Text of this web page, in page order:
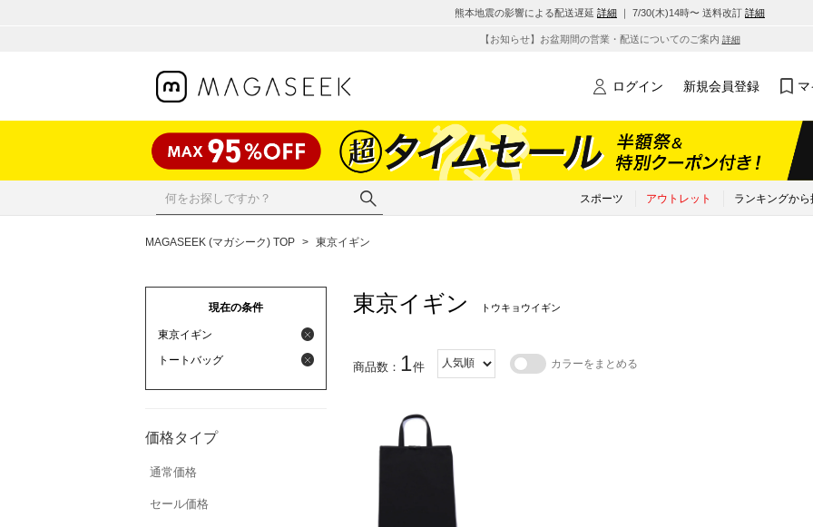
熊本地震の影響による配送遅延 詳細 ｜ 7/30(木)14時〜 送料改訂 詳細
【お知らせ】お盆期間の営業・配送についてのご案内 詳細
ログイン 新規会員登録
スポーツ アウトレット ランキングから
MAGASEEK (マガシーク) TOP > 東京イギン
現在の条件
東京イギン
トートバッグ
価格タイプ
通常価格
セール価格
東京イギン トウキョウイギン
商品数： 1件 カラーをまとめる